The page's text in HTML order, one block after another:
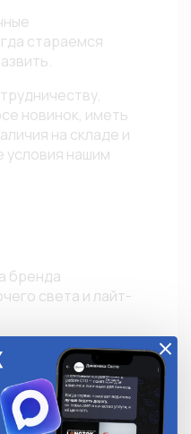
стараемся
новинок, иметь
на складе и
условия нашим
бренда
света и лайт-
автоламп